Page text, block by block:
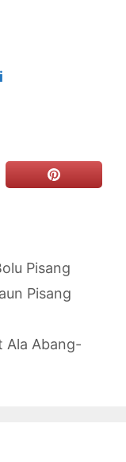
Pisang
Pisang
Ala Abang-